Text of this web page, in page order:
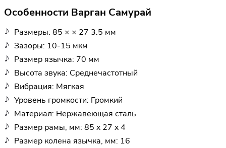
Особенности Варган Самурай
Размеры: 85 × × 27 3.5 мм
Зазоры: 10-15 мкм
Размер язычка: 70 мм
Высота звука: Среднечастотный
Вибрация: Мягкая
Уровень громкости: Громкий
Материал: Нержавеющая сталь
Размер рамы, мм: 85 x 27 x 4
Размер колена язычка, мм: 16